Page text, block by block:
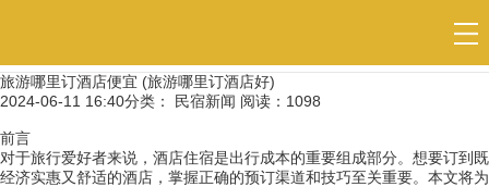
旅游哪里订酒店便宜 (旅游哪里订酒店好)
2024-06-11 16:40分类： 民宿新闻 阅读： 1098
前言
对于旅行爱好者来说， 酒店住宿是出行成本的重要组成部分。想要订到既
经济实惠又舒适的酒店，掌握正确的预订渠道和技巧至关重要。本文将为